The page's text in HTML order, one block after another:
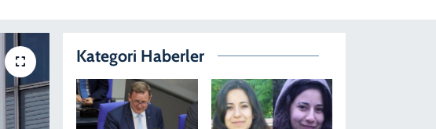
Kategori Haberler